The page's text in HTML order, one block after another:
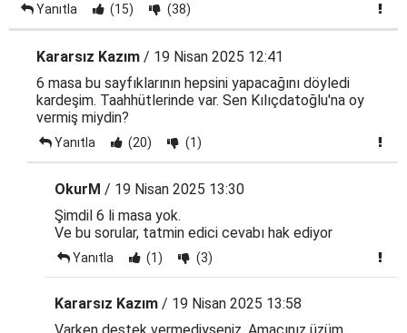
Yanıtla (15) (38)
Kararsız Kazım / 19 Nisan 2025 12:41
6 masa bu sayfıklarının hepsini yapacağını döyledi
kardeşim. Taahhütlerinde var. Sen Kılıçdatoğlu'na oy
vermiş miydin?
Yanıtla (20) (1)
OkurM / 19 Nisan 2025 13:30
Şimdil 6 li masa yok.
Ve bu sorular, tatmin edici cevabı hak ediyor
Yanıtla (1) (3)
Kararsız Kazım / 19 Nisan 2025 13:58